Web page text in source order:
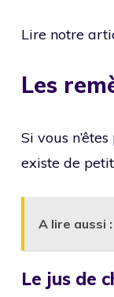
Lire notre
Les
Si vous
existe de
A lire aussi :
Le jus de